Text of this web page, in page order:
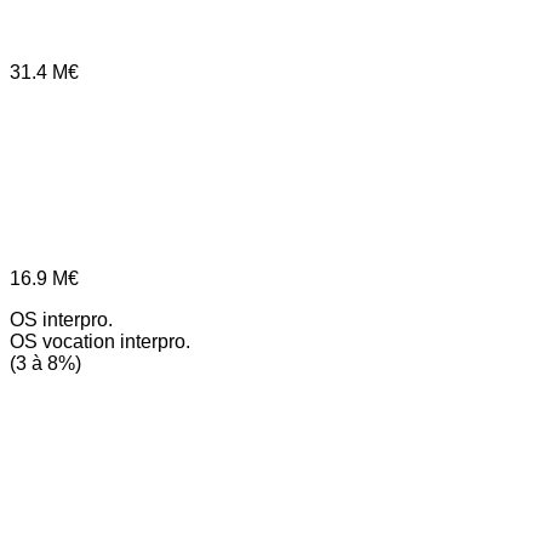
31.4 M€
16.9 M€
OS interpro.
OS vocation interpro.
(3 à 8%)